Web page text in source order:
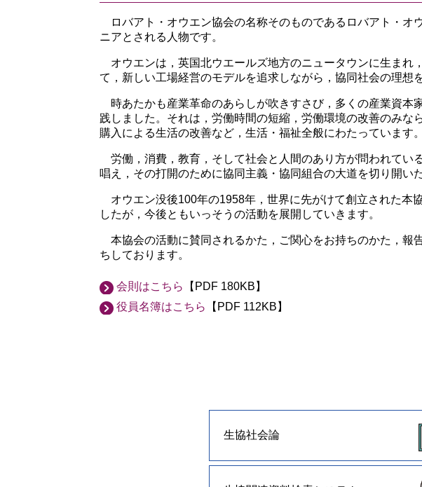
ロバアト・オウエン協会の名称そのものであるロバアト・オ
ニアとされる人物です。
オウエンは，英国北ウエールズ地方のニュータウンに生まれ
て，新しい工場経営のモデルを追求しながら，協同社会の理想
時あたかも産業革命のあらしが吹きすさび，多くの産業資本
践しました。それは，労働時間の短縮，労働環境の改善のみ
購入による生活の改善など，生活・福祉全般にわたっています。
労働，消費，教育，そして社会と人間のあり方が問われてい
唱え，その打開のために協同主義・協同組合の大道を切り開い
オウエン没後100年の1958年，世界に先がけて創立された本
したが，今後ともいっそうの活動を展開していきます。
本協会の活動に賛同されるかた，ご関心をお持ちのかた，報
ちしております。
会則はこちら
【PDF 180KB】
役員名簿はこちら
【PDF 112KB】
生協社会論